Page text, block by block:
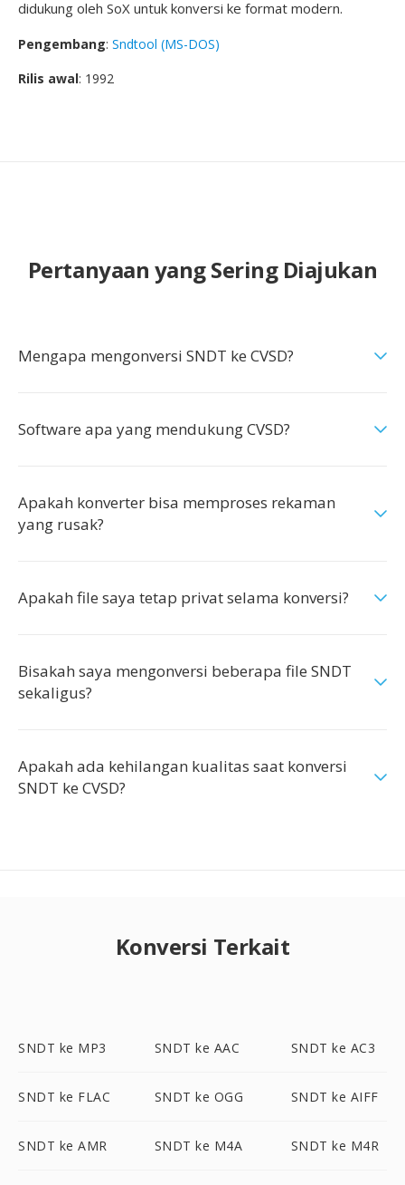
didukung oleh SoX untuk konversi ke format modern.
Pengembang: Sndtool (MS-DOS)
Rilis awal: 1992
Pertanyaan yang Sering Diajukan
Mengapa mengonversi SNDT ke CVSD?
Software apa yang mendukung CVSD?
Apakah konverter bisa memproses rekaman
yang rusak?
Apakah file saya tetap privat selama konversi?
Bisakah saya mengonversi beberapa file SNDT
sekaligus?
Apakah ada kehilangan kualitas saat konversi
SNDT ke CVSD?
Konversi Terkait
SNDT ke MP3 SNDT ke AAC SNDT ke AC3
SNDT ke FLAC SNDT ke OGG SNDT ke AIFF
SNDT ke AMR SNDT ke M4A SNDT ke M4R